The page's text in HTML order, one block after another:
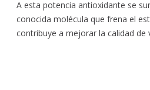
A esta potencia antioxidante se
conocida molécula que frena el
contribuye a mejorar la calidad de